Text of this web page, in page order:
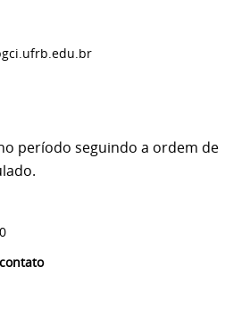
período seguindo a ordem de